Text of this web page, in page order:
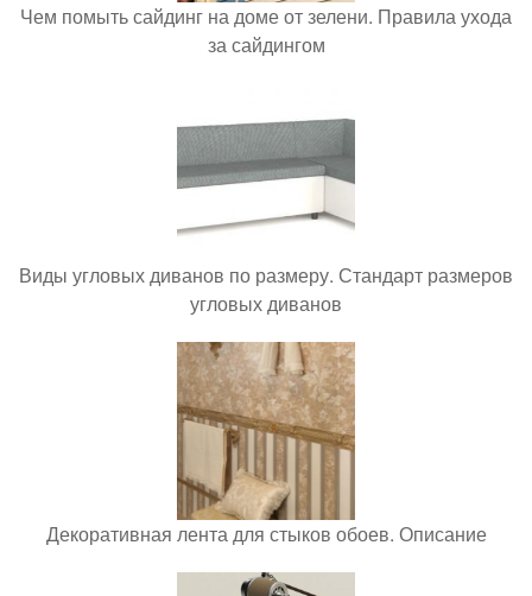
Чем помыть сайдинг на доме от зелени. Правила ухода
за сайдингом
Виды угловых диванов по размеру. Стандарт размеров
угловых диванов
Декоративная лента для стыков обоев. Описание